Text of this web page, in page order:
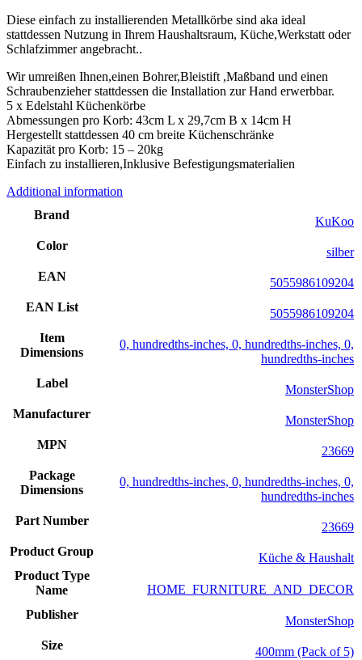
Diese einfach zu installierenden Metallkörbe sind aka ideal
stattdessen Nutzung in Ihrem Haushaltsraum, Küche,Werkstatt oder
Schlafzimmer angebracht..
Wir umreißen Ihnen,einen Bohrer,Bleistift ,Maßband und einen
Schraubenzieher stattdessen die Installation zur Hand erwerbbar.
5 x Edelstahl Küchenkörbe
Abmessungen pro Korb: 43cm L x 29,7cm B x 14cm H
Hergestellt stattdessen 40 cm breite Küchenschränke
Kapazität pro Korb: 15 – 20kg
Einfach zu installieren,Inklusive Befestigungsmaterialien
Additional information
Brand
KuKoo
Color
silber
EAN
5055986109204
EAN List
5055986109204
Item
Dimensions
0, hundredths-inches, 0, hundredths-inches, 0,
hundredths-inches
Label
MonsterShop
Manufacturer
MonsterShop
MPN
23669
Package
Dimensions
0, hundredths-inches, 0, hundredths-inches, 0,
hundredths-inches
Part Number
23669
Product Group
Küche & Haushalt
Product Type
Name
HOME_FURNITURE_AND_DECOR
Publisher
MonsterShop
Size
400mm (Pack of 5)